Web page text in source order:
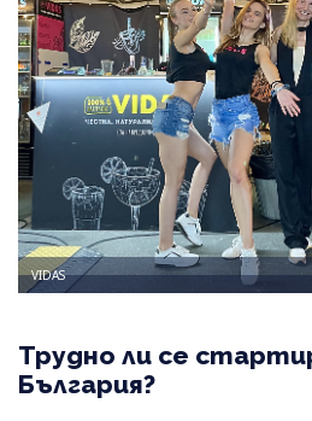
VIDAS
Трудно ли се
България?